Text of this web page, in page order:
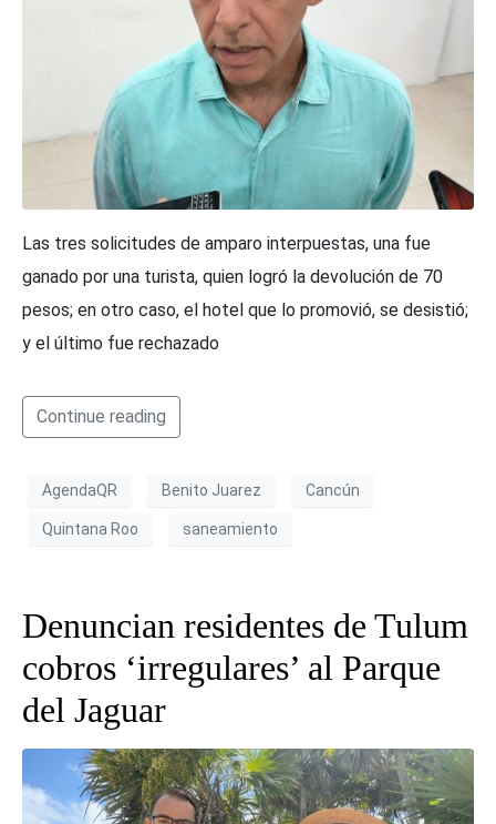
Las tres solicitudes de amparo interpuestas, una fue
ganado por una turista, quien logró la devolución de 70
pesos; en otro caso, el hotel que lo promovió, se desistió;
y el último fue rechazado
Continue reading
AgendaQR Benito Juarez Cancún
Quintana Roo saneamiento
Denuncian residentes de Tulum
cobros ‘irregulares’ al Parque
del Jaguar